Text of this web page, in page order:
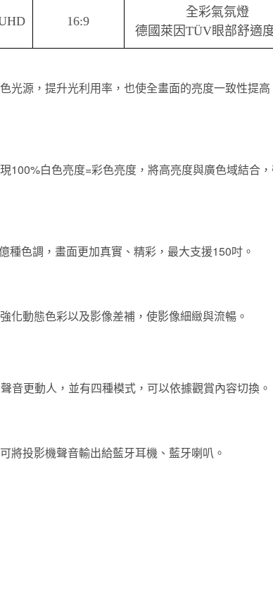
16:9
全彩氣氛燈
德國萊因TÜV眼部舒適
光源，提升光利用率，也使全畫面的亮度一致性提
100%白色亮度=彩色亮度，將高亮度與廣色域結合
色調，畫面更加真實、精彩，最大支援150吋。
化動態色彩以及影像差補，使影像細緻與流暢。
音更動人，並有四種模式，可以依據觀賞內容切換。
將投影機聲音輸出給藍牙耳機、藍牙喇叭。